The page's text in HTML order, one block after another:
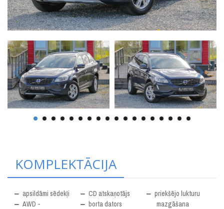
KOMPLEKTĀCIJA
apsildāmi sēdekļi
AWD -
CD atskaņotājs
borta dators
priekšējo lukturu
mazgāšana